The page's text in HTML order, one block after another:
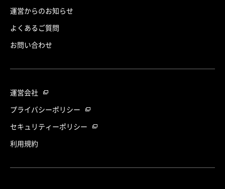
運営からのお知らせ
よくあるご質問
お問い合わせ
運営会社
プライバシーポリシー
セキュリティーポリシー
利用規約